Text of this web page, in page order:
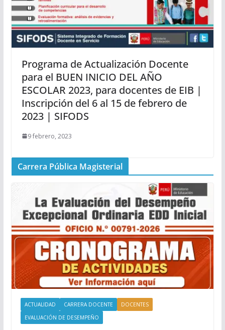
Programa de Actualización Docente
para el BUEN INICIO DEL AÑO
ESCOLAR 2023, para docentes de EIB |
Inscripción del 6 al 15 de febrero de
2023 | SIFODS
9 febrero, 2023
Carrera Pública Magisterial
ACTUALIDAD CARRERA DOCENTE
DOCENTES
EVALUACIÓN DE DESEMPEÑO